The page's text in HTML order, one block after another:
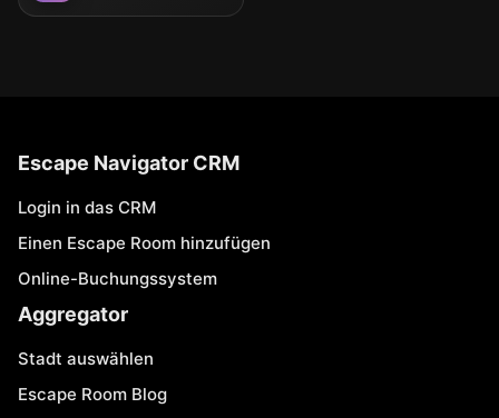
Escape Navigator CRM
Login in das CRM
Einen Escape Room hinzufügen
Online-Buchungssystem
Aggregator
Stadt auswählen
Escape Room Blog